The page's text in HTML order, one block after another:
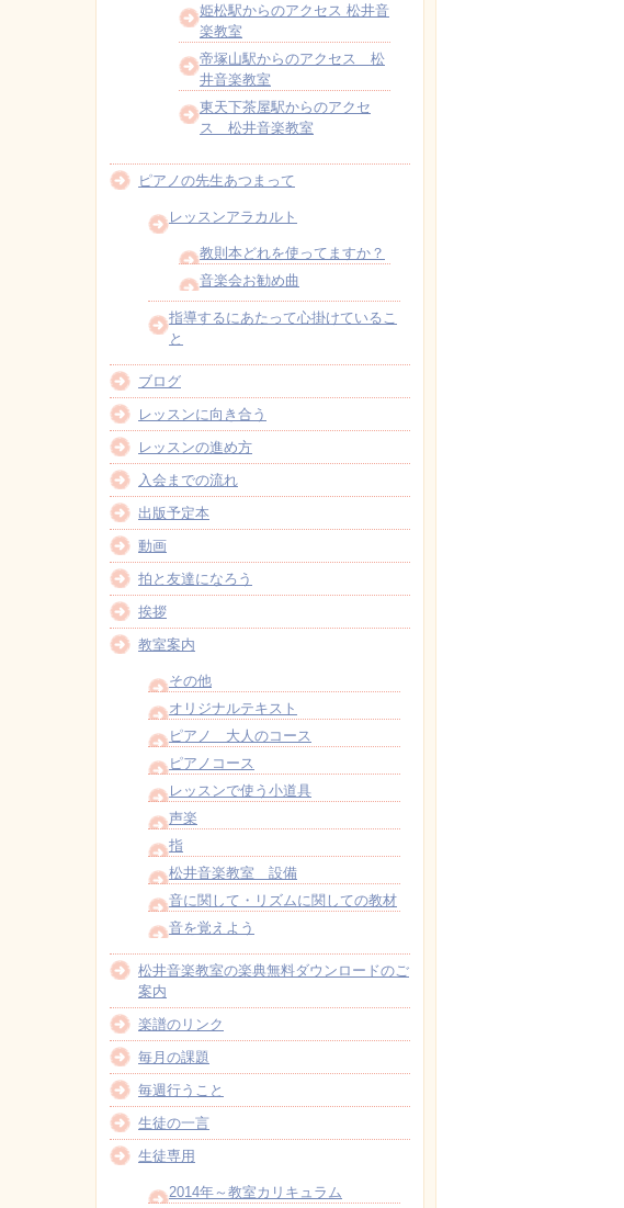
姫松駅からのアクセス 松井音
楽教室
帝塚山駅からのアクセス 松
井音楽教室
東天下茶屋駅からのアクセ
ス 松井音楽教室
ピアノの先生あつまって
レッスンアラカルト
教則本どれを使ってますか？
音楽会お勧め曲
指導するにあたって心掛けているこ
と
ブログ
レッスンに向き合う
レッスンの進め方
入会までの流れ
出版予定本
動画
拍と友達になろう
挨拶
教室案内
その他
オリジナルテキスト
ピアノ 大人のコース
ピアノコース
レッスンで使う小道具
声楽
指
松井音楽教室 設備
音に関して・リズムに関しての教材
音を覚えよう
松井音楽教室の楽典無料ダウンロードのご
案内
楽譜のリンク
毎月の課題
毎週行うこと
生徒の一言
生徒専用
2014年～教室カリキュラム